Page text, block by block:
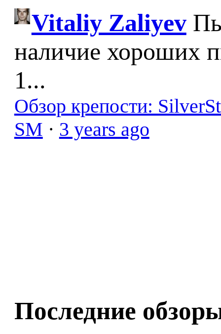
Vitaliy Zaliyev
наличие хороших
1...
Обзор крепости:
SM · 3 years ago
Последние